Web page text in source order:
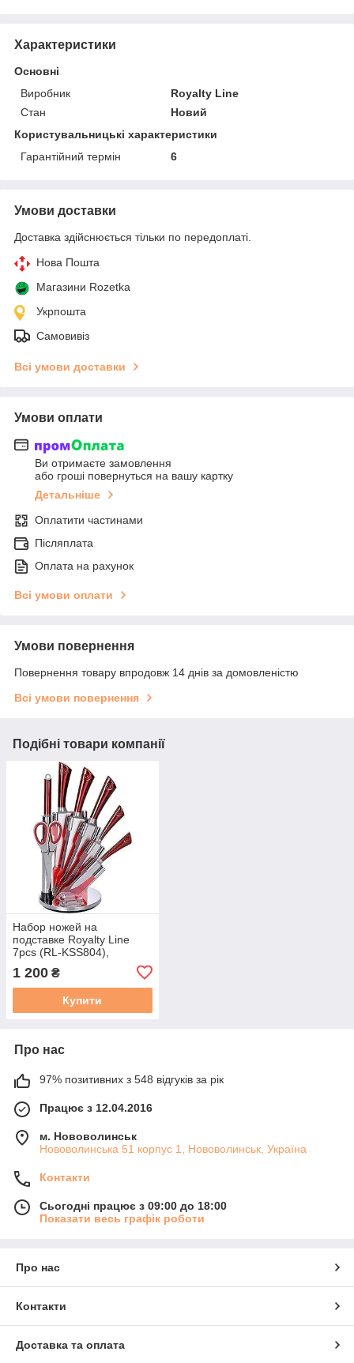
Характеристики
Основні
Виробник
Royalty Line
Стан
Новий
Користувальницькі характеристики
Гарантійний термін
6
Умови доставки
Доставка здійснюється тільки по передоплаті.
Нова Пошта
Магазини Rozetka
Укрпошта
Самовивіз
Всі умови доставки
Умови оплати
Ви отримаєте замовлення
або гроші повернуться на вашу картку
Детальніше
Оплатити частинами
Післяплата
Оплата на рахунок
Всі умови оплати
Умови повернення
Повернення товару впродовж 14 днів за домовленістю
Всі умови повернення
Подібні товари компанії
Набор ножей на
подставке Royalty Line
7pcs (RL-KSS804),
1 200 ₴
Купити
Про нас
97% позитивних з 548 відгуків за рік
Працює з 12.04.2016
м. Нововолинськ
Нововолинська 51 корпус 1, Нововолинськ, Україна
Контакти
Сьогодні працює з 09:00 до 18:00
Показати весь графік роботи
Про нас
Контакти
Доставка та оплата